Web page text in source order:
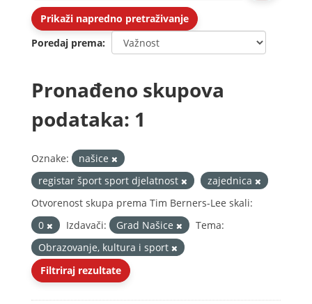
Prikaži napredno pretraživanje
Poredaj prema
Pronađeno skupova
podataka: 1
Oznake:
našice
registar šport sport djelatnost
zajednica
Otvorenost skupa prema Tim Berners-Lee skali:
0
Izdavači: Grad Našice
Tema:
Obrazovanje, kultura i sport
Filtriraj rezultate